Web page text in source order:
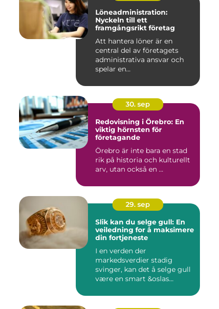
Löneadministration:
Nyckeln till ett
framgångsrikt företag
Att hantera löner är en
central del av företagets
administrativa ansvar och
spelar en...
30. sep
Redovisning i Örebro: En
viktig hörnsten för
företagande
Örebro är inte bara en stad
rik på historia och kulturellt
arv, utan också en ...
29. sep
Slik kan du selge gull: En
veiledning for å maksimere
din fortjeneste
I en verden der
markedsverdier stadig
svinger, kan det å selge gull
være en smart &oslas...